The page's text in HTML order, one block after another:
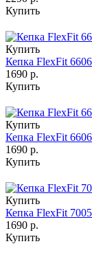
Купить
Купить
Кепка FlexFit
1690 р.
Купить
Купить
Кепка FlexFit
1690 р.
Купить
Купить
Кепка FlexFit
1690 р.
Купить